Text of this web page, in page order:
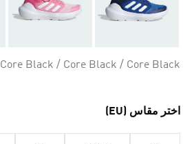
Core Black / Core Black / Core Black
اختر مقاس (EU)